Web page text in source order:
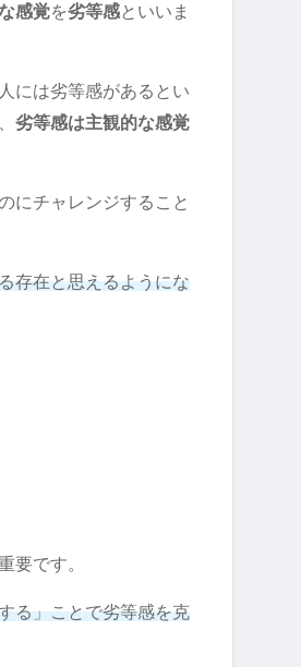
感覚を劣等感といいま
には劣等感があるとい
劣等感は主観的な感覚
にチャレンジすること
存在と思えるようにな
要です。
る」ことで劣等感を克